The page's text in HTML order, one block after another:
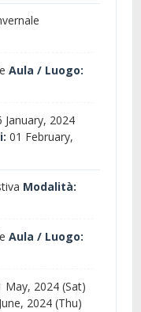
Aula / Luogo:
January, 2024
01 February,
Modalità:
Aula / Luogo:
May, 2024 (Sat)
2024 (Thu)